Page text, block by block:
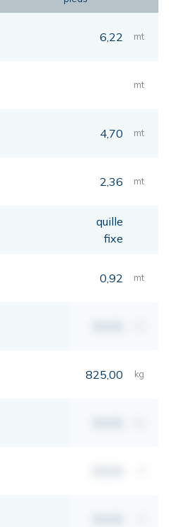
6,22 mt
mt
4,70 mt
2,36 mt
quille
fixe
0,92 mt
825,00 kg